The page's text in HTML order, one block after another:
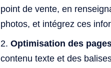
point de vente, en
photos, et intégrez ces
Optimisation des
contenu texte et des